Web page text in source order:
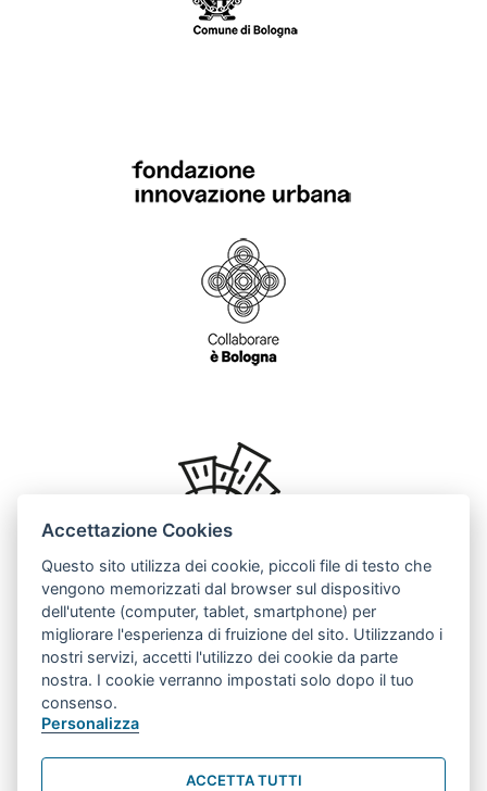
Accettazione Cookies
Questo sito utilizza dei cookie, piccoli file di testo che
vengono memorizzati dal browser sul dispositivo
dell'utente (computer, tablet, smartphone) per
migliorare l'esperienza di fruizione del sito. Utilizzando i
nostri servizi, accetti l'utilizzo dei cookie da parte
nostra. I cookie verranno impostati solo dopo il tuo
consenso.
Personalizza
ACCETTA TUTTI